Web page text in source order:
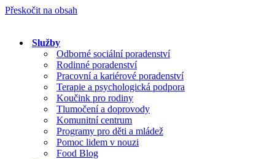
Přeskočit na obsah
Služby
Odborné sociální poradenství
Rodinné poradenství
Pracovní a kariérové poradenství
Terapie a psychologická podpora
Koučink pro rodiny
Tlumočení a doprovody
Komunitní centrum
Programy pro děti a mládež
Pomoc lidem v nouzi
Food Blog